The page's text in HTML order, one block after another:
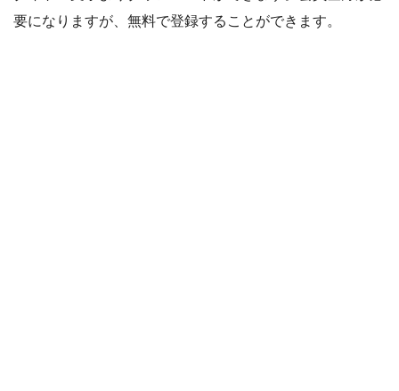
要になりますが、無料で登録することができます。